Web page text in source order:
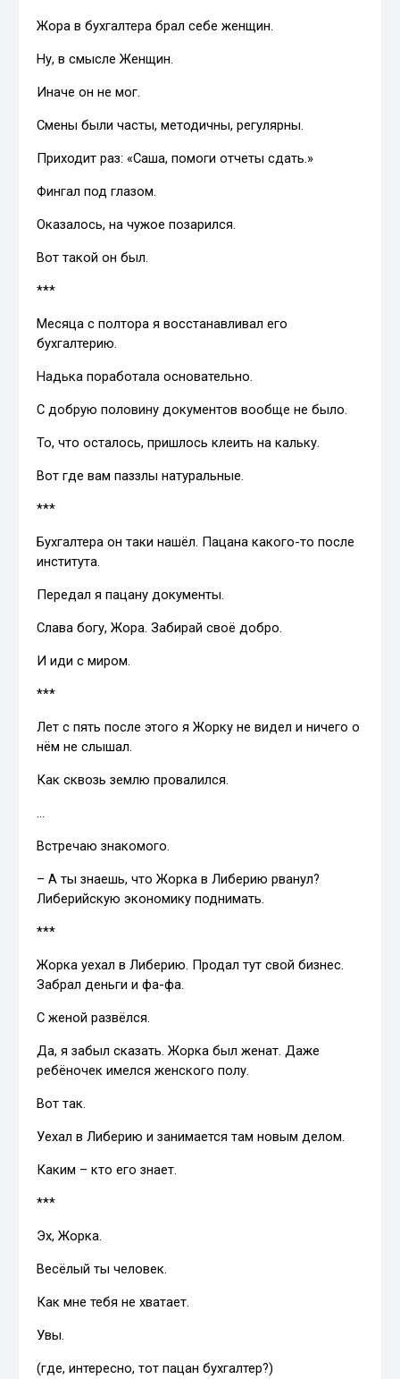
Жора в бухгалтера брал себе женщин.
Ну, в смысле Женщин.
Иначе он не мог.
Смены были часты, методичны, регулярны.
Приходит раз: «Саша, помоги отчеты сдать.»
Фингал под глазом.
Оказалось, на чужое позарился.
Вот такой он был.
***
Месяца с полтора я восстанавливал его
бухгалтерию.
Надька поработала основательно.
С добрую половину документов вообще не было.
То, что осталось, пришлось клеить на кальку.
Вот где вам паззлы натуральные.
***
Бухгалтера он таки нашёл. Пацана какого-то после
института.
Передал я пацану документы.
Слава богу, Жора. Забирай своё добро.
И иди с миром.
***
Лет с пять после этого я Жорку не видел и ничего о
нём не слышал.
Как сквозь землю провалился.
…
Встречаю знакомого.
– А ты знаешь, что Жорка в Либерию рванул?
Либерийскую экономику поднимать.
***
Жорка уехал в Либерию. Продал тут свой бизнес.
Забрал деньги и фа-фа.
С женой развёлся.
Да, я забыл сказать. Жорка был женат. Даже
ребёночек имелся женского полу.
Вот так.
Уехал в Либерию и занимается там новым делом.
Каким – кто его знает.
***
Эх, Жорка.
Весёлый ты человек.
Как мне тебя не хватает.
Увы.
(где, интересно, тот пацан бухгалтер?)